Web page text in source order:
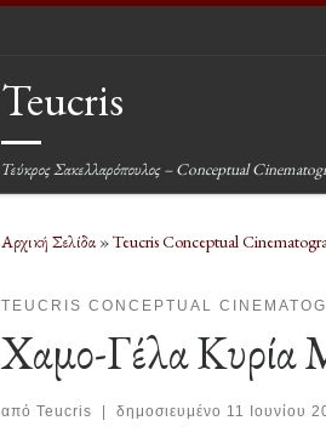
Teucris
Τεύκρος Σακελλαρόπουλος – Conceptual
Αρχική Σελίδα»Teucris Conceptual
TEUCRIS CONCEPTUAL
Χαμο-Γέλα Κυρία
από Teucris | δημοσιευμένο 11 Ιουνίου